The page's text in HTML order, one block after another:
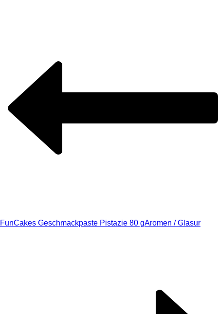
FunCakes Geschmackpaste Pistazie 80 gAromen / Glasur